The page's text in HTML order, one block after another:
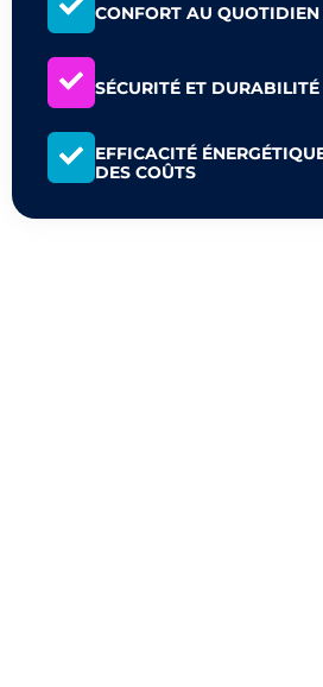
CONFORT AU QUOTIDIEN
SÉCURITÉ ET DURABILITÉ
EFFICACITÉ
DES COÛTS